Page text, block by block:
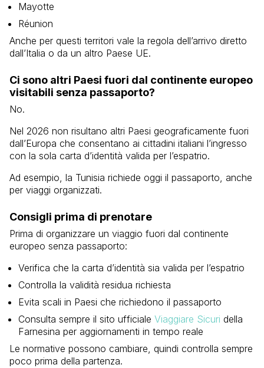
Mayotte
Réunion
Anche per questi territori vale la regola dell’arrivo diretto
dall’Italia o da un altro Paese UE.
Ci sono altri Paesi fuori dal continente europeo
visitabili senza passaporto?
No.
Nel 2026 non risultano altri Paesi geograficamente fuori
dall’Europa che consentano ai cittadini italiani l’ingresso
con la sola carta d’identità valida per l’espatrio.
Ad esempio, la Tunisia richiede oggi il passaporto, anche
per viaggi organizzati.
Consigli prima di prenotare
Prima di organizzare un viaggio fuori dal continente
europeo senza passaporto:
Verifica che la carta d’identità sia valida per l’espatrio
Controlla la validità residua richiesta
Evita scali in Paesi che richiedono il passaporto
Consulta sempre il sito ufficiale Viaggiare Sicuri della
Farnesina per aggiornamenti in tempo reale
Le normative possono cambiare, quindi controlla sempre
poco prima della partenza.